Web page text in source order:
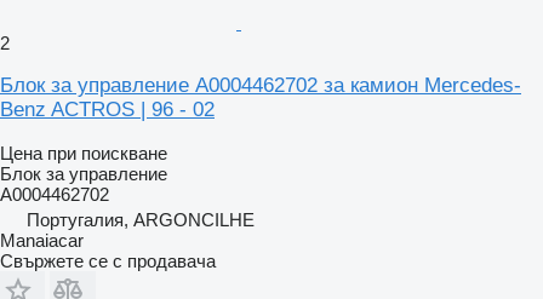
2
Блок за управление A0004462702 за камион Mercedes-
Benz ACTROS | 96 - 02
Цена при поискване
Блок за управление
A0004462702
Португалия, ARGONCILHE
Manaiacar
Свържете се с продавача